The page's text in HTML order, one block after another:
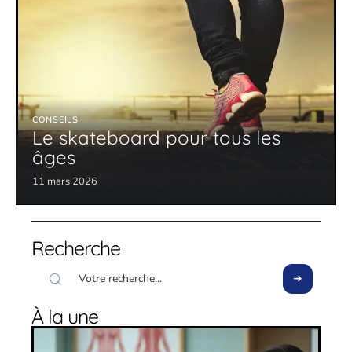
CONSEILS
Le skateboard pour tous les
âges
11 mars 2026
Recherche
À la une